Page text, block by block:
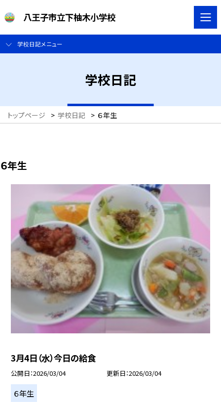
八王子市立下柚木小学校
学校日記メニュー
学校日記
トップページ > 学校日記 > ６年生
６年生
3月4日（水）今日の給食
公開日 2026/03/04 更新日 2026/03/04
６年生